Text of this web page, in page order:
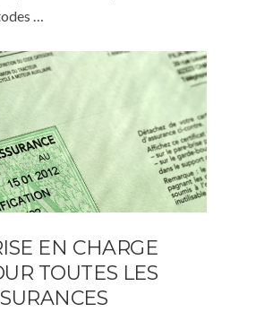
…
EN CHARGE
TOUTES LES